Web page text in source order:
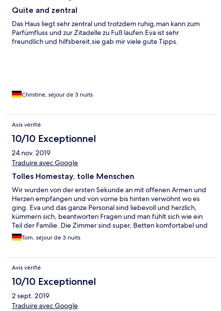
Quite and zentral
Das Haus liegt sehr zentral und trotzdem ruhig,man kann zum
Parfümfluss und zur Zitadelle zu Fuß laufen.Eva ist sehr
freundlich und hilfsbereit,sie gab mir viele gute Tipps.
Christine, séjour de 3 nuits
Avis vérifié
10/10 Exceptionnel
24 nov. 2019
Traduire avec Google
Tolles Homestay, tolle Menschen
Wir wurden von der ersten Sekunde an mit offenen Armen und
Herzen empfangen und von vorne bis hinten verwöhnt wo es
ging. Eva und das ganze Personal sind liebevoll und herzlich,
kümmern sich, beantworten Fragen und man fühlt sich wie ein
Teil der Familie. Die Zimmer sind super, Betten komfortabel und
Frühstück sehr gut für Vietnam. Wir haben uns unfassbar wohl
gefühlt und würden jederzeit wieder kommen. Danke für den
Tom, séjour de 3 nuits
Avis vérifié
10/10 Exceptionnel
2 sept. 2019
Traduire avec Google